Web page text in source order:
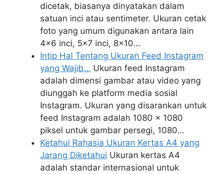
dicetak, biasanya dinyatakan dalam
satuan inci atau sentimeter. Ukuran cetak
foto yang umum digunakan antara lain
4x6 inci, 5x7 inci, 8x10…
Intip Hal Tentang Ukuran Feed Instagram
yang Wajib… Ukuran feed Instagram
adalah dimensi gambar atau video yang
diunggah ke platform media sosial
Instagram. Ukuran yang disarankan untuk
feed Instagram adalah 1080 x 1080
piksel untuk gambar persegi, 1080…
Ketahui Rahasia Ukuran Kertas A4 yang
Jarang Diketahui Ukuran kertas A4
adalah standar internasional untuk